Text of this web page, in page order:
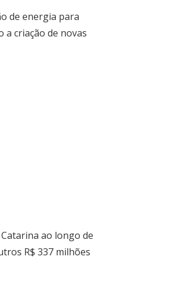
de energia para
a criação de novas
ao longo de
R$ 337 milhões